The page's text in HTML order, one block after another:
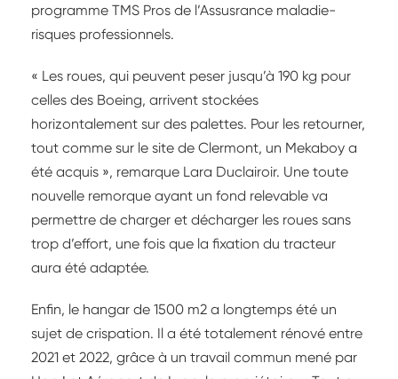
programme TMS Pros de l’Assusrance maladie-
risques professionnels.
« Les roues, qui peuvent peser jusqu’à 190 kg pour
celles des Boeing, arrivent stockées
horizontalement sur des palettes. Pour les retourner,
tout comme sur le site de Clermont, un Mekaboy a
été acquis », remarque Lara Duclairoir. Une toute
nouvelle remorque ayant un fond relevable va
permettre de charger et décharger les roues sans
trop d’effort, une fois que la fixation du tracteur
aura été adaptée.
Enfin, le hangar de 1500 m2 a longtemps été un
sujet de crispation. Il a été totalement rénové entre
2021 et 2022, grâce à un travail commun mené par